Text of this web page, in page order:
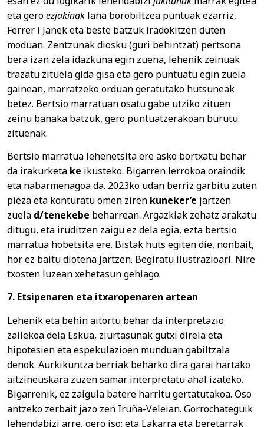
eta geroezjakinak lana borobiltzea puntuak ezarriz,
Ferrer i Janek eta beste batzuk iradokitzen duten
moduan. Zentzunak diosku (guri behintzat) pertsona
bera izan zela idazkuna egin zuena, lehenik zeinuak
trazatu zituela gida gisa eta gero puntuatu egin zuela
gainean, marratzeko orduan geratutako hutsuneak
betez. Bertsio marratuan osatu gabe utziko zituen
zeinu banaka batzuk, gero puntuatzerakoan burutu
zituenak.
Bertsio marratua lehenetsita ere asko bortxatu behar
da irakurketa ke ikusteko. Bigarren lerrokoa oraindik
eta nabarmenagoa da. 2023ko udan berriz garbitu zuten
pieza eta konturatu omen ziren kuneker’e jartzen
zuela d/tenekebe beharrean. Argazkiak zehatz arakatu
ditugu, eta iruditzen zaigu ez dela egia, ezta bertsio
marratua hobetsita ere. Bistak huts egiten die, nonbait,
hor ez baitu diotena jartzen. Begiratu ilustrazioari. Nire
txosten luzean xehetasun gehiago.
7. Etsipenaren eta itxaropenaren artean
Lehenik eta behin aitortu behar da interpretazio
zailekoa dela Eskua, ziurtasunak gutxi direla eta
hipotesien eta espekulazioen munduan gabiltzala
denok. Aurkikuntza berriak beharko dira garai hartako
aitzineuskara zuzen samar interpretatu ahal izateko.
Bigarrenik, ez zaigula batere harritu gertatutakoa. Oso
antzeko zerbait jazo zen Iruña-Veleian. Gorrochateguik
lehendabizi arre, gero iso; eta Lakarra eta beretarrak